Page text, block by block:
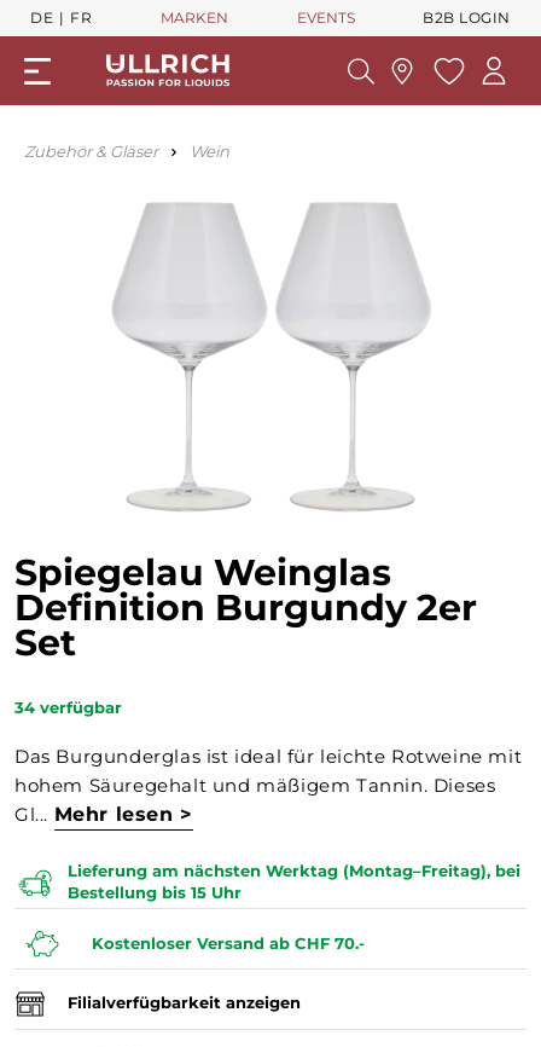
DE FR MARKEN EVENTS B2B LOGIN
Zubehör & Gläser Wein
Spiegelau Weinglas
Definition Burgundy 2er
Set
34 verfügbar
Das Burgunderglas ist ideal für leichte Rotweine mit
hohem Säuregehalt und mäßigem Tannin. Dieses
Gl... Mehr lesen >
Lieferung am nächsten Werktag (Montag–Freitag), bei
Bestellung bis 15 Uhr
Kostenloser Versand ab CHF 70.-
Filialverfügbarkeit anzeigen